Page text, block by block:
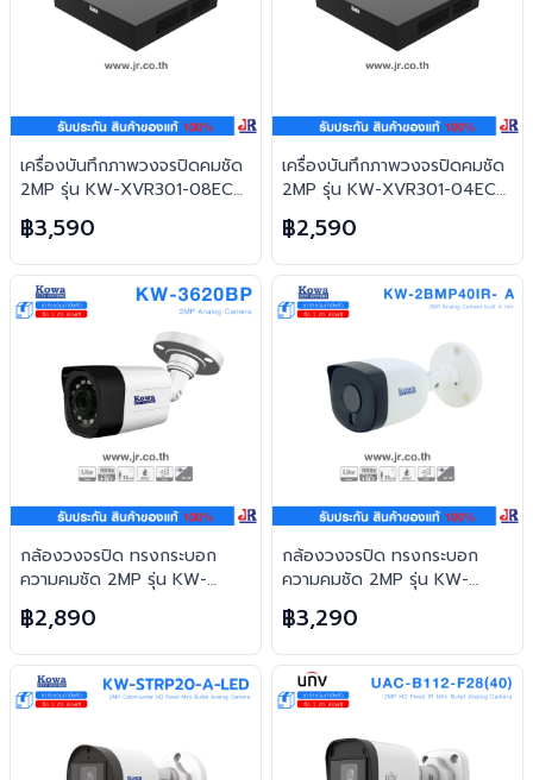
เครื่องบันทึกภาพวงจรปิดคมชัด
2MP รุ่น KW-XVR301-08ECO
(รองรับ 8 ช่อง) : KowaCCTV
฿3,590
เครื่องบันทึกภาพวงจรปิดคมชัด
2MP รุ่น KW-XVR301-04ECO
(รองรับ 4 ช่อง) : KowaCCTV
฿2,590
กล้องวงจรปิด ทรงกระบอก
ความคมชัด 2MP รุ่น KW-
3620BP : Kowa
฿2,890
กล้องวงจรปิด ทรงกระบอก
ความคมชัด 2MP รุ่น KW-
2BMP40IR- A มีไมค์ในตัว :
Kowa
฿3,290